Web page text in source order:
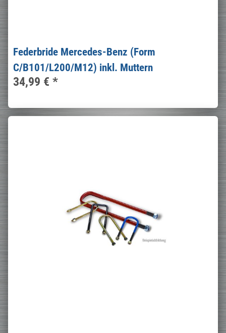
Federbride Mercedes-Benz (Form
C/B101/L200/M12) inkl. Muttern
34,99 € *